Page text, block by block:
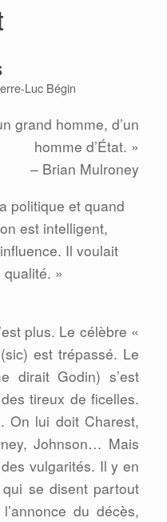
Luc Bégin
grand homme, d’un
homme d’État. »
– Brian Mulroney
politique et quand
est intelligent,
Il voulait
»
plus. Le célèbre «
est trépassé. Le
dirait Godin) s’est
tireux de ficelles.
On lui doit Charest,
Johnson… Mais
vulgarités. Il y en
se disent partout
du décès,